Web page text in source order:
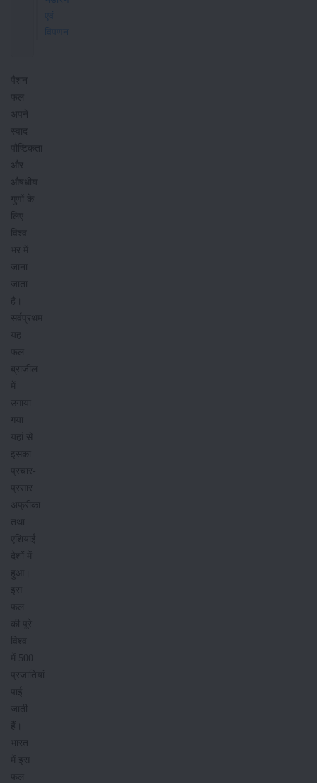
विपणन
पैशन
फल
अपने
स्वाद
पौष्टिकता
और
औषधीय
गुणों के
लिए
विश्व
भर में
जाना
जाता
है।
सर्वप्रथम
यह
फल
ब्राजील
में
उगाया
गया
यहां से
इसका
प्रचार-
प्रसार
अफ्रीका
तथा
एशियाई
देशों में
हुआ।
इस
फल
की पूरे
विश्व
में 500
प्रजातियां
पाई
जाती
हैं।
भारत
में इस
फल